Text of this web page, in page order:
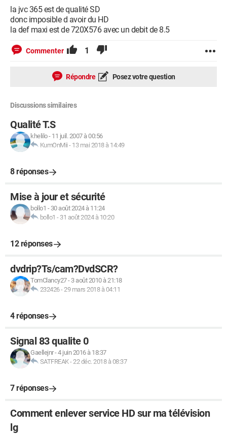
la jvc 365 est de qualité SD
donc imposible d avoir du HD
la def maxi est de 720X576 avec un debit de 8.5
Commenter 1
Répondre Posez votre question
Discussions similaires
Qualité T.S
khelilo- 11 juil. 2007 à 00:56
KumOnMii - 13 mai 2018 à 14:49
8 réponses
Mise à jour et sécurité
bollo1 - 30 août 2024 à 11:24
bollo1 - 31 août 2024 à 10:20
12 réponses
dvdrip?Ts/cam?DvdSCR?
TomClancy27- 3 août 2010 à 21:18
232426-29 mars 2018 à 04:11
4 réponses
Signal 83 qualite 0
Gaellejnr-4 juin 2016 à 18:37
SATFREAK-22 déc. 2018 à 08:37
7 réponses
Comment enlever service HD sur ma télévision
lg